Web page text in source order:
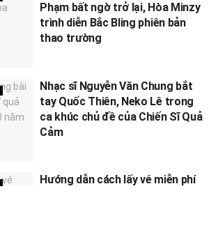
Phạm bất ngờ trở lại, Hòa Minzy
trình diễn Bắc Bling phiên bản
thao trường
Nhạc sĩ Nguyễn Văn Chung bắt
tay Quốc Thiên, Neko Lê trong
ca khúc chủ đề của Chiến Sĩ Quả
Cảm
Hướng dẫn cách lấy vé miễn phí